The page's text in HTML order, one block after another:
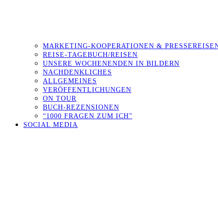
MARKETING-KOOPERATIONEN &
REISE-TAGEBUCH/REISEN
UNSERE WOCHENENDEN IN BILDERN
NACHDENKLICHES
ALLGEMEINES
VERÖFFENTLICHUNGEN
ON TOUR
BUCH-REZENSIONEN
“1000 FRAGEN ZUM ICH”
SOCIAL MEDIA